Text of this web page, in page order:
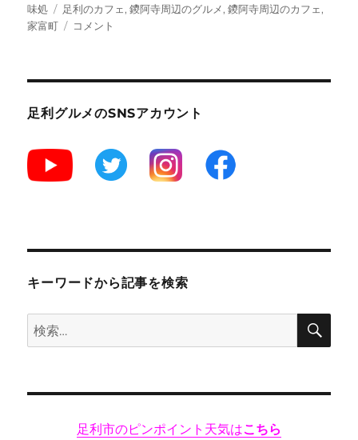
日:
ゴ
リ
味処
タ
グ
足利のカフェ,鑁阿寺周辺のグルメ,鑁阿寺周辺のカフェ,
家富町
teal
～
寺
西
ェ
店]
コメント
足利グルメのSNSアカウント
キーワードから記事を検索
検
索:
検
足利市のピンポイント天気はこちら